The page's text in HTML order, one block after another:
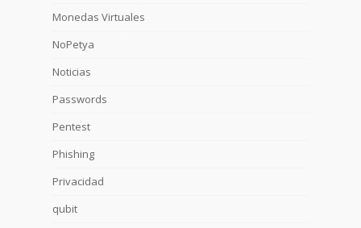
Monedas Virtuales
NoPetya
Noticias
Passwords
Pentest
Phishing
Privacidad
qubit